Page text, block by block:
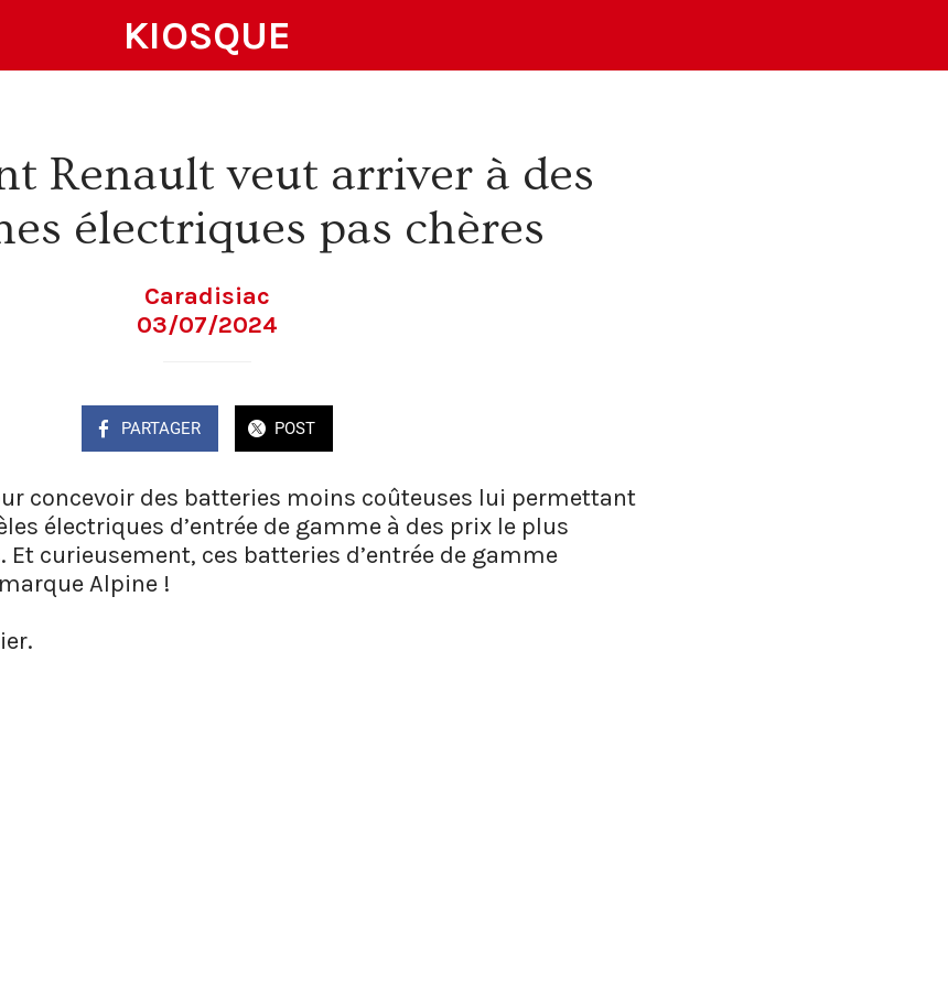
KIOSQUE
Renault veut arriver à des
électriques pas chères
Caradisiac
03/07/2024
PARTAGER POST
concevoir des batteries moins coûteuses lui permettant
électriques d’entrée de gamme à des prix le plus
curieusement, ces batteries d’entrée de gamme
Alpine !